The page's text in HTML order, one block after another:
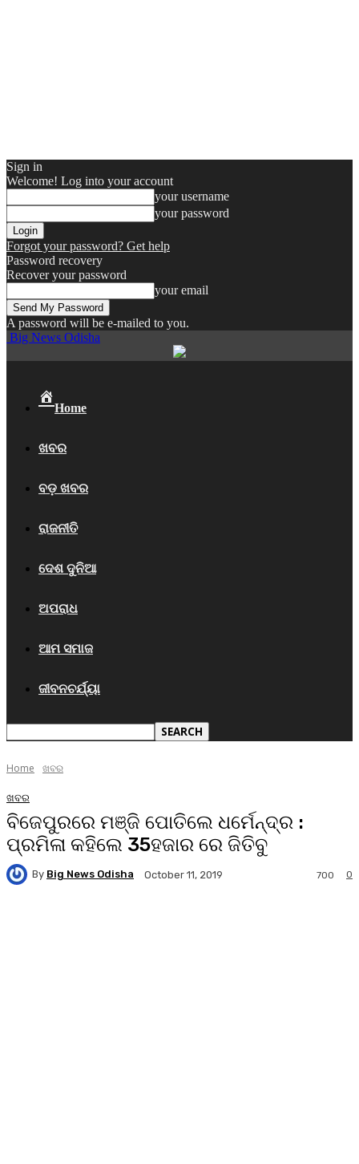
Sign in
Welcome! Log into your account
your username
your password
Forgot your password? Get help
Password recovery
Recover your password
your email
A password will be e-mailed to you.
Big News Odisha
Home
ଖବର
ବଡ଼ ଖବର
ରାଜନୀତି
ଦେଶ ଦୁନିଆ
ଅପରାଧ
ଆମ ସମାଜ
ଜୀବନଚର୍ଯ୍ୟା
Home ଖବର
ଖବର
ବିଜେପୁରରେ ମଞ୍ଜି ପୋତିଲେ ଧର୍ମେନ୍ଦ୍ର :
ପ୍ରମିଳା କହିଲେ 35ହଜାର ରେ ଜିତିବୁ
By Big News Odisha October 11, 2019 0
700